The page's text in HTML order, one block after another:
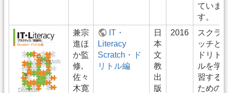
ていま
す。
兼宗
進ほ
か監
修,
佐々
木寛
IT・
Literacy
Scratch・ド
リトル編
日
本
文
教
出
版
2016
スクラ
ッチと
ドリト
ルを学
習する
ための